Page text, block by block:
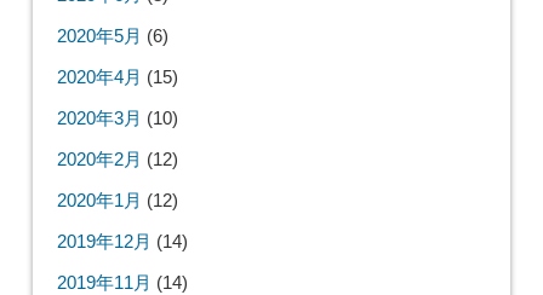
2020年5月 (6)
2020年4月 (15)
2020年3月 (10)
2020年2月 (12)
2020年1月 (12)
2019年12月 (14)
2019年11月 (14)